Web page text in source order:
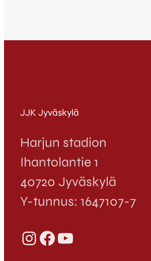
JJK Jyväskylä
Harjun stadion
Ihantolantie 1
40720 Jyväskylä
Y-tunnus: 1647107-7
InstagramFacebook YouTube